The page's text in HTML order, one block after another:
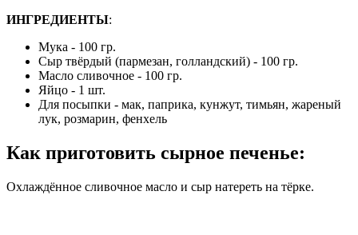
ИНГРЕДИЕНТЫ:
Мука - 100 гр.
Сыр твёрдый (пармезан, голландский) - 100 гр.
Масло сливочное - 100 гр.
Яйцо - 1 шт.
Для посыпки - мак, паприка, кунжут, тимьян, жареный
лук, розмарин, фенхель
Как приготовить сырное печенье:
Охлаждённое сливочное масло и сыр натереть на тёрке.